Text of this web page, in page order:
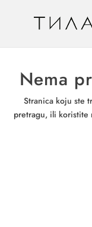
Nema
Stranica koju ste
pretragu, ili koristite